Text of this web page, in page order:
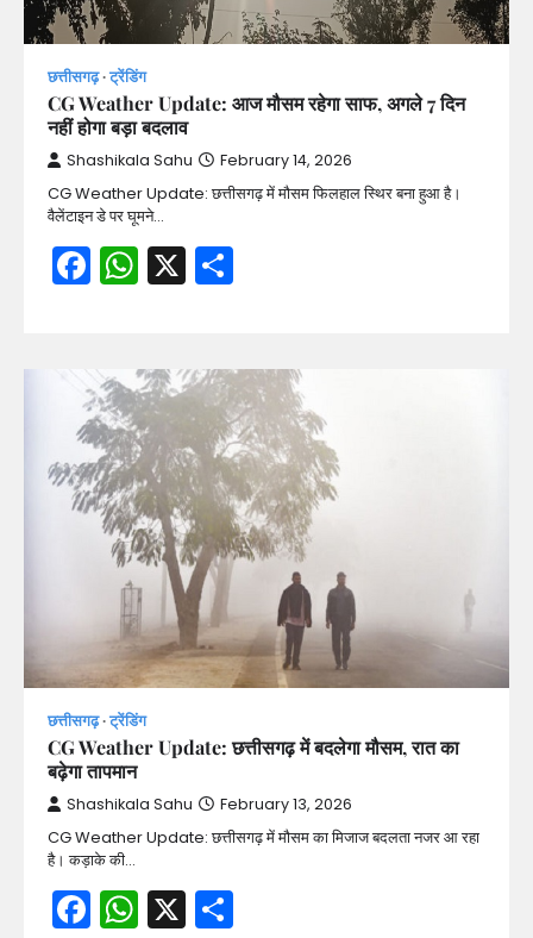
छत्तीसगढ़ ट्रेंडिंग
CG Weather Update: आज मौसम रहेगा साफ, अगले 7 दिन
नहीं होगा बड़ा बदलाव
Shashikala Sahu February 14, 2026
CG Weather Update: छत्तीसगढ़ में मौसम फिलहाल स्थिर बना हुआ है।
वैलेंटाइन डे पर घूमने…
Facebook
WhatsApp
X
छत्तीसगढ़ ट्रेंडिंग
CG Weather Update: छत्तीसगढ़ में बदलेगा मौसम, रात का
बढ़ेगा तापमान
Shashikala Sahu February 13, 2026
CG Weather Update: छत्तीसगढ़ में मौसम का मिजाज बदलता नजर आ रहा
है। कड़ाके की…
Facebook
WhatsApp
X